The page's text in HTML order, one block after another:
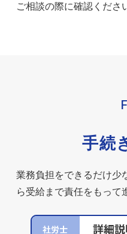
ご相談の際に確認くださ
手続
業務負担をできるだけ少
ら受給まで責任をもって